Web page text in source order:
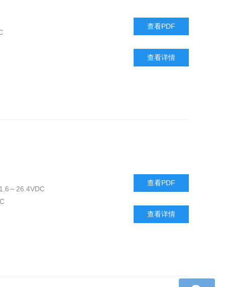
查看PDF
查看详情
～26.4VDC
查看PDF
查看详情